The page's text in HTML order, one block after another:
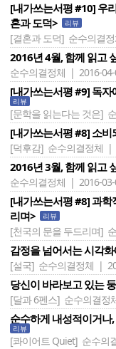
[내가쓰는서평 #10] 우
혼과 도덕>
리뷰
[결혼과 도덕] 순수의결
2016년 4월, 함께 읽고
순수의결정체 | 2016-04-
[내가쓰는서평 #9] 독자
리뷰
[문학을 읽는다는 것은]
[내가쓰는서평 #8] 소비
[덕후감] 순수의결정체 |
2016년 3월, 함께 읽고
순수의결정체 | 2016-03-
[내가쓰는서평 #8] 과학
리며>
리뷰
[천국의 문을 두드리며]
감정을 넘어서는 시각
[설국] 순수의결정체 |
당신이 바라보고 있는
[달과 6펜스] 순수의결정
순수하게 내성적이거나
리뷰
[콰이어트 Quiet] 순수의